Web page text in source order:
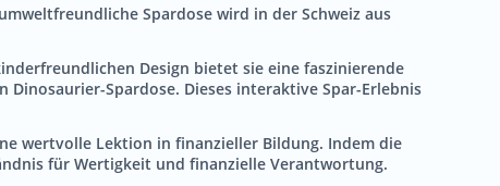
Spardose wird in der Schweiz aus
Design bietet sie eine faszinierende
Spardose. Dieses interaktive Spar-Erlebnis
wertvolle Lektion in finanzieller Bildung. Indem die
für Wertigkeit und finanzielle Verantwortung.